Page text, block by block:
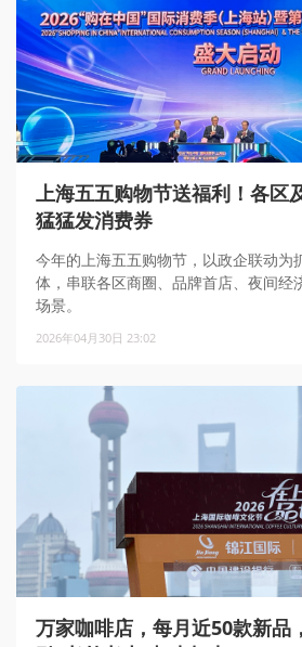
上海五五购物节送福利！各区
猛猛发消费券
今年的上海五五购物节，以政企联动为
体，串联各区商圈、品牌首店、夜间经
场景。
2026年04月30日 23:02
万家咖啡店，每月近50款新品